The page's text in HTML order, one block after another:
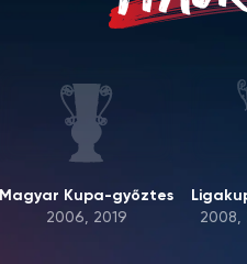
Magyar Kupa-győztes
2006, 2019
2008,